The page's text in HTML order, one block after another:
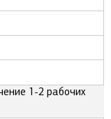
1-2 рабочих